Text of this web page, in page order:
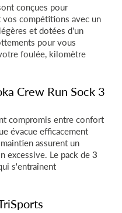
conçues pour
vos compétitions avec un
et dotées d'un
pour vous
foulée, kilomètre
Crew Run Sock 3
compromis entre confort
évacue efficacement
assurent un
excessive. Le pack de3
s'entraînent